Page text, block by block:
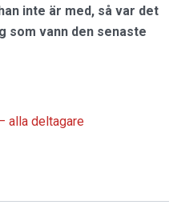
inte är med, så var det
som vann den senaste
alla deltagare